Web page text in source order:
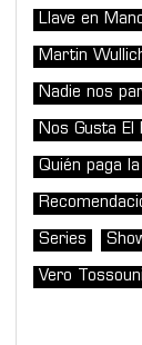
Llave en
Martin
Nadie nos
Nos Gusta El
Quién paga
Series
Vero